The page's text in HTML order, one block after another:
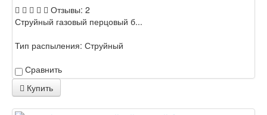
Отзывы: 2
Струйный газовый перцовый б...
Тип распыления: Струйный
Сравнить
Купить